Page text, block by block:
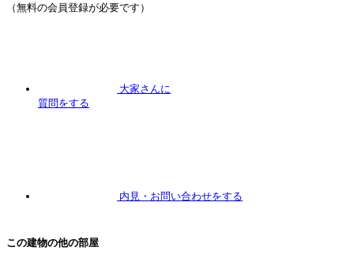
（無料の会員登録が必要です）
大家さんに
質問をする
内見 ・お問い合わせをする
この建物の他の部屋